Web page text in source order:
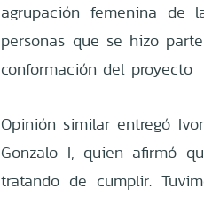
agrupación femenina de
personas que se hizo
conformación del proyecto
Opinión similar entregó
Gonzalo I, quien afirmó
tratando de cumplir.